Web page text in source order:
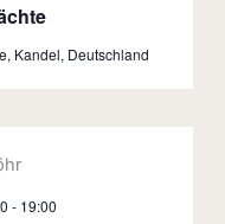
Kandel, Deutschland
- 19:00